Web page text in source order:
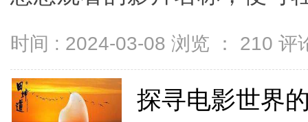
时间 : 2024-03-08 浏览 ： 210 评
探寻电影世界